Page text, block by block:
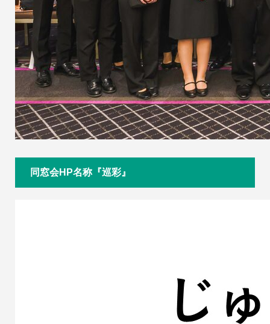
同窓会HP名称『巡彩』